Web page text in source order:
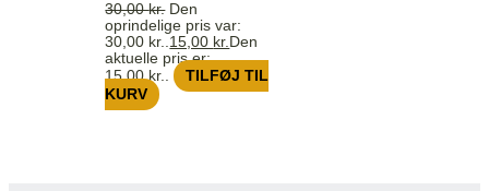
30,00kr. Den
oprindelige pris var:
30,00 kr..15,00 kr. Den
aktuelle pris er:
15,00 kr..
TILFØJ TIL
KURV